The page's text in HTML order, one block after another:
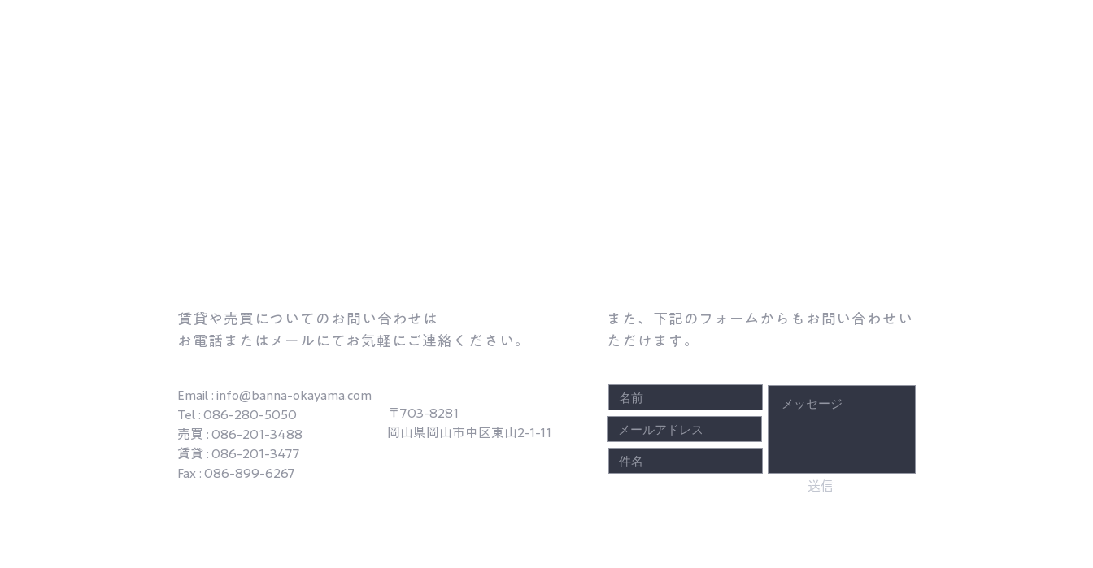
賃貸や売買についてのお問い合わせは
お電話またはメールにてお気軽にご連絡ください。
また、下記のフォームからもお問い合わせい
ただけます。
Email : info@banna-okayama.com
Tel : 086-280-5050
売買 : 086-201-3488
賃貸 : 086-201-3477
Fax : 086-899-6267
〒703-8281
岡山県岡山市中区東山2-1-11
送信